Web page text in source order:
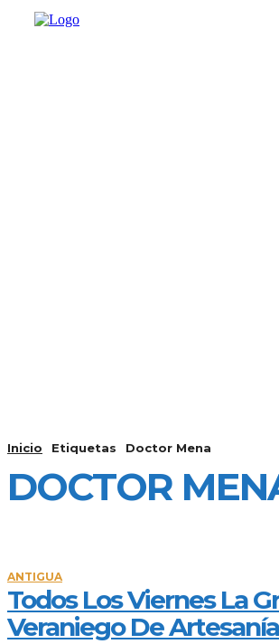
Inicio Etiquetas Doctor Mena
DOCTOR
ANTIGUA
Todos Los Viernes La
Veraniego De